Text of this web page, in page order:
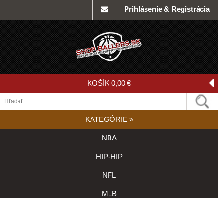
Prihlásenie & Registrácia
KOŠÍK 0,00 €
KATEGÓRIE »
NBA
HIP-HIP
NFL
MLB